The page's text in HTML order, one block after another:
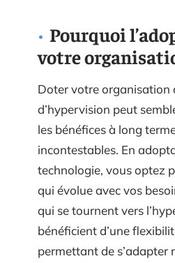
Pourquoi
votre
Doter votre organisation
d’hypervision peut
les bénéfices à long
incontestables. En
technologie, vous optez
qui évolue avec vos
qui se tournent vers
bénéficient d’une
permettant de s’adapter